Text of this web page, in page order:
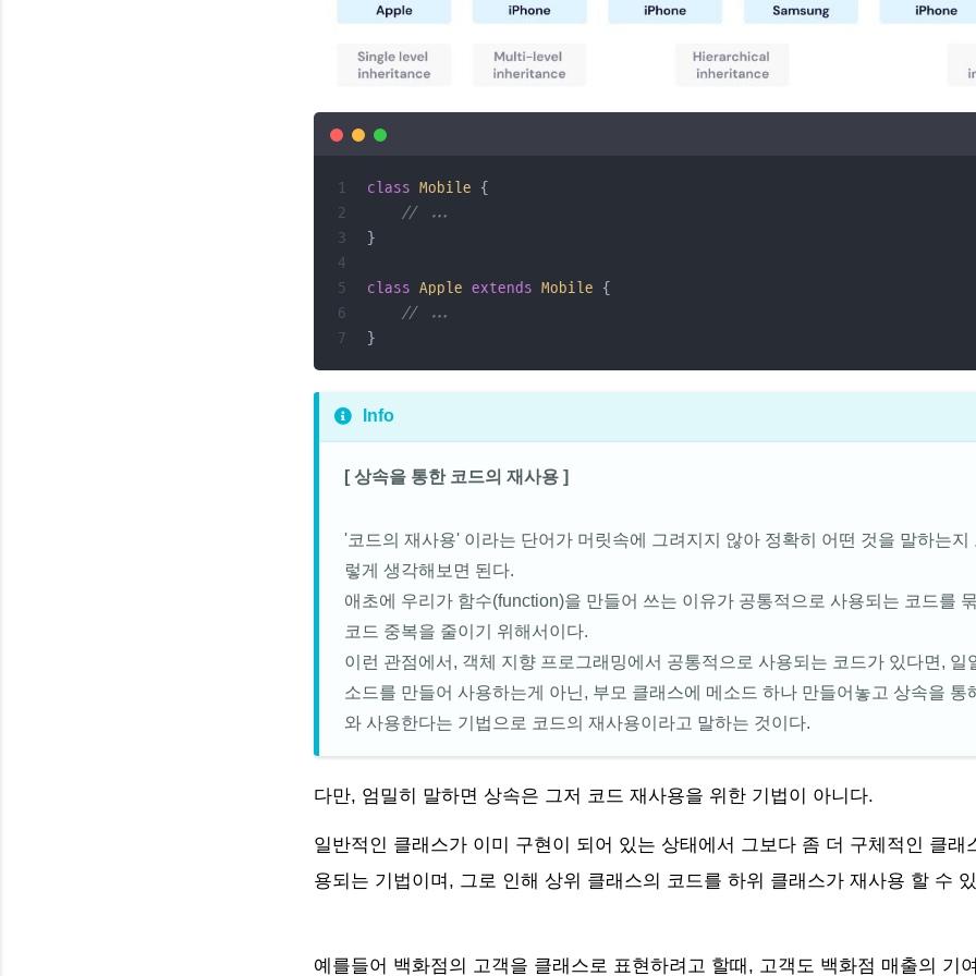
class Mobile {
// ...
}
class Apple extends Mobile {
// ...
}
Info
[ 상속을 통한 코드의 재사용 ]
'코드의 재사용' 이라는 단어가 머릿속에 그려지지 않아 정확히 어떤 것을 말하는지
렇게 생각해보면 된다.
애초에 우리가 함수(function)을 만들어 쓰는 이유가 공통적으로 사용되는 코드를
코드 중복을 줄이기 위해서이다.
이런 관점에서, 객체 지향 프로그래밍에서 공통적으로 사용되는 코드가 있다면, 일
소드를 만들어 사용하는게 아닌, 부모 클래스에 메소드 하나 만들어놓고 상속을 통
와 사용한다는 기법으로 코드의 재사용이라고 말하는 것이다.
다만, 엄밀히 말하면 상속은 그저 코드 재사용을 위한 기법이 아니다.
일반적인 클래스가 이미 구현이 되어 있는 상태에서 그보다 좀 더 구체적인 클래
용되는 기법이며, 그로 인해 상위 클래스의 코드를 하위 클래스가 재사용 할 수
예를들어 백화점의 고객을 클래스로 표현하려고 할때, 고객도 백화점 매출의 기